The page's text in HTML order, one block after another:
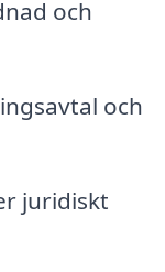
och
och
juridiskt